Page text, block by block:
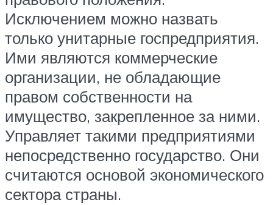
Исключением можно назвать
только унитарные госпредприятия.
Ими являются коммерческие
организации, не обладающие
правом собственности на
имущество, закрепленное за ними.
Управляет такими предприятиями
непосредственно государство. Они
считаются основой экономического
сектора страны.